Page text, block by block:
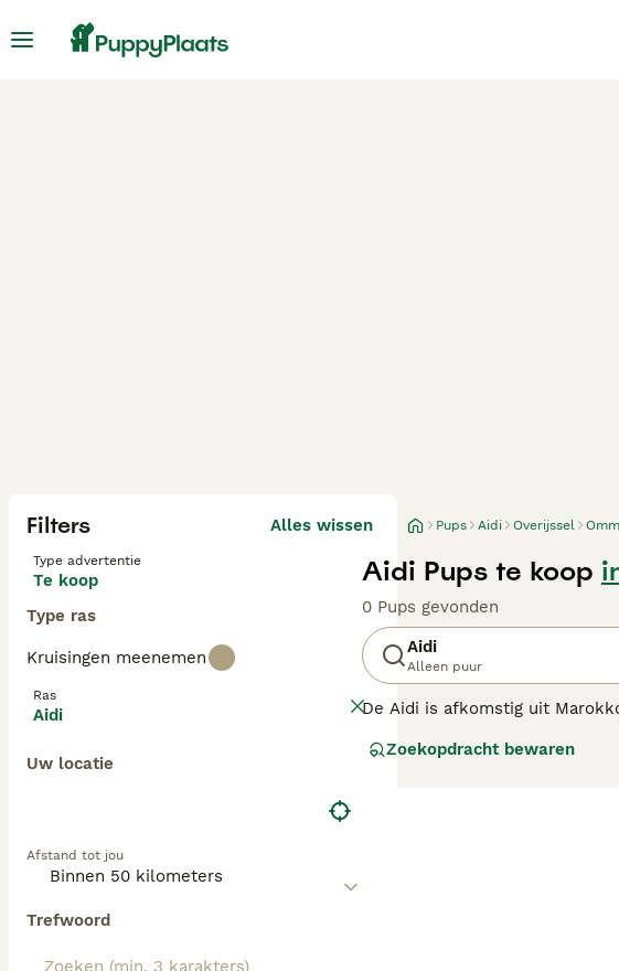
Filters Alles wissen
Type advertentie
Te koop
Type ras
Kruisingen meenemen
Ras
Aidi
Uw locatie
Afstand tot jou
Trefwoord
Pups Aidi Overijssel
Aidi Pups te koop
0 Pups gevonden
Aidi
Alleen puur
De Aidi is afkomstig uit
over de herders. Zijn dikke
Zoekopdracht bewaren